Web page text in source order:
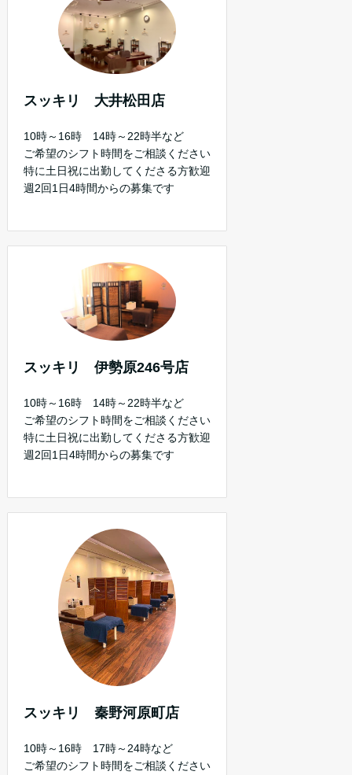
スッキリ 大井松田店
10時～16時 14時～22時半など
ご希望のシフト時間をご相談ください
特に土日祝に出勤してくださる方歓迎
週2回1日4時間からの募集です
スッキリ 伊勢原246号店
10時～16時 14時～22時半など
ご希望のシフト時間をご相談ください
特に土日祝に出勤してくださる方歓迎
週2回1日4時間からの募集です
スッキリ 秦野河原町店
10時～16時 17時～24時など
ご希望のシフト時間をご相談ください